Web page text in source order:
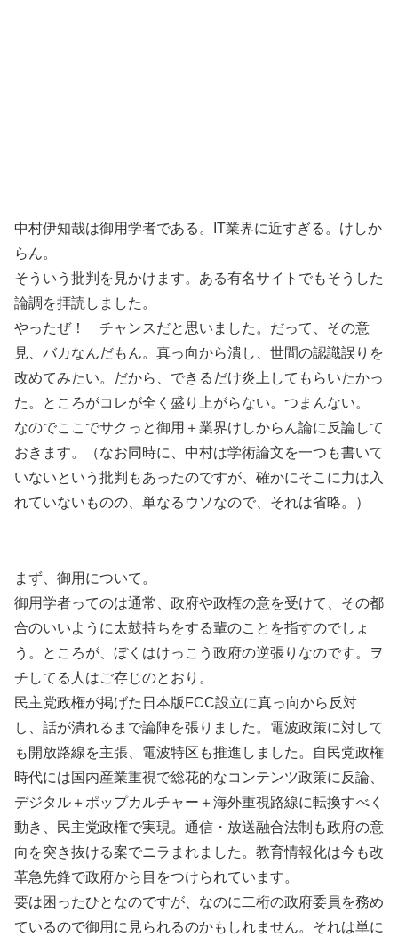
中村伊知哉は御用学者である。IT業界に近すぎる。けしか
らん。
そういう批判を見かけます。ある有名サイトでもそうした
論調を拝読しました。
やったぜ！ チャンスだと思いました。だって、その意
見、バカなんだもん。真っ向から潰し、世間の認識誤りを
改めてみたい。だから、できるだけ炎上してもらいたかっ
た。ところがコレが全く盛り上がらない。つまんない。
なのでここでサクっと御用＋業界けしからん論に反論して
おきます。（なお同時に、中村は学術論文を一つも書いて
いないという批判もあったのですが、確かにそこに力は入
れていないものの、単なるウソなので、それは省略。）
まず、御用について。
御用学者ってのは通常、政府や政権の意を受けて、その都
合のいいように太鼓持ちをする輩のことを指すのでしょ
う。ところが、ぼくはけっこう政府の逆張りなのです。ヲ
チしてる人はご存じのとおり。
民主党政権が掲げた日本版FCC設立に真っ向から反対
し、話が潰れるまで論陣を張りました。電波政策に対して
も開放路線を主張、電波特区も推進しました。自民党政権
時代には国内産業重視で総花的なコンテンツ政策に反論、
デジタル＋ポップカルチャー＋海外重視路線に転換すべく
動き、民主党政権で実現。通信・放送融合法制も政府の意
向を突き抜ける案でニラまれました。教育情報化は今も改
革急先鋒で政府から目をつけられています。
要は困ったひとなのですが、なのに二桁の政府委員を務め
ているので御用に見られるのかもしれません。それは単に